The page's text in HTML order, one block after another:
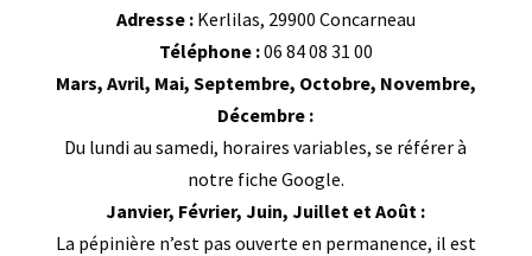
Adresse :Kerlilas, 29900 Concarneau
Téléphone :06 84 08 31 00
Mars, Avril, Mai, Septembre, Octobre, Novembre,
Décembre :
Du lundi au samedi, horaires variables, se référer à
notre fiche Google.
Janvier, Février, Juin, Juillet et Août :
La pépinière n’est pas ouverte en permanence, il est